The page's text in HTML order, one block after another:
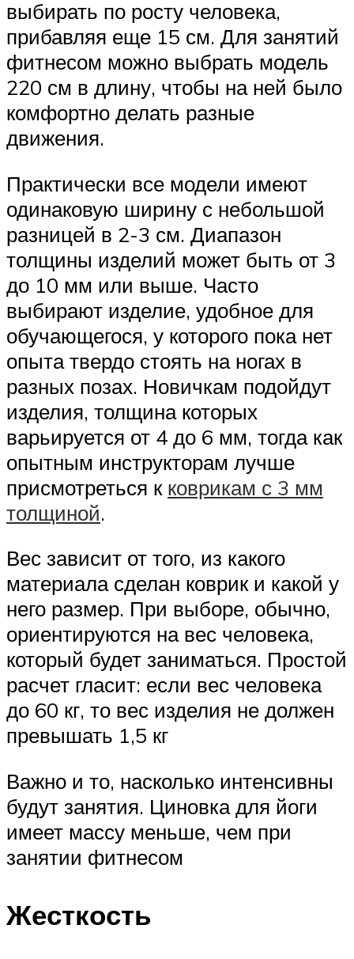
выбирать по росту человека,
прибавляя еще 15 см. Для занятий
фитнесом можно выбрать модель
220 см в длину, чтобы на ней было
комфортно делать разные
движения.
Практически все модели имеют
одинаковую ширину с небольшой
разницей в 2-3 см. Диапазон
толщины изделий может быть от 3
до 10 мм или выше. Часто
выбирают изделие, удобное для
обучающегося, у которого пока нет
опыта твердо стоять на ногах в
разных позах. Новичкам подойдут
изделия, толщина которых
варьируется от 4 до 6 мм, тогда как
опытным инструкторам лучше
присмотреться к коврикам с 3 мм
толщиной.
Вес зависит от того, из какого
материала сделан коврик и какой у
него размер. При выборе, обычно,
ориентируются на вес человека,
который будет заниматься. Простой
расчет гласит: если вес человека
до 60 кг, то вес изделия не должен
превышать 1,5 кг
Важно и то, насколько интенсивны
будут занятия. Циновка для йоги
имеет массу меньше, чем при
занятии фитнесом
Жесткость